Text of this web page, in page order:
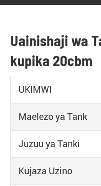
Uainishaji wa
kupika 20cbm
UKIMWI
Maelezo ya Tank
Juzuu ya Tanki
Kujaza Uzino